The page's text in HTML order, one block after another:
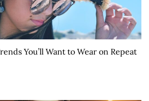
You’ll Want to Wear on Repeat